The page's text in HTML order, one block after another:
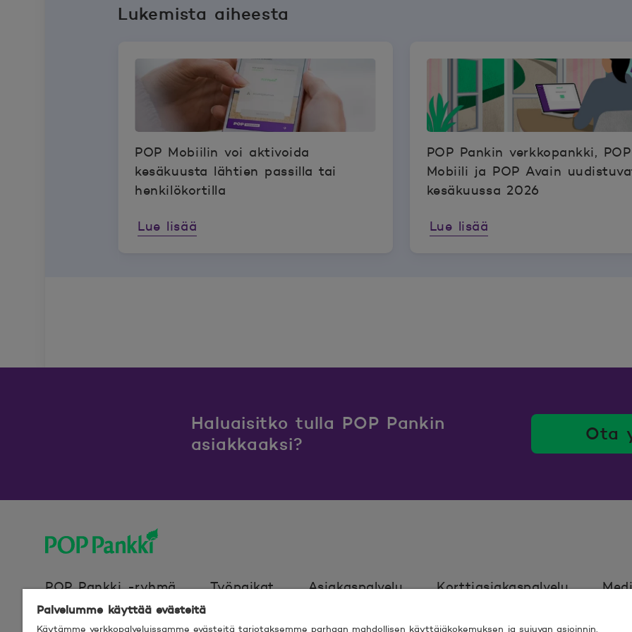
Lukemista aiheesta
POP Mobiilin voi aktivoida
kesäkuusta lähtien passilla tai
henkilökortilla
Lue lisää
POP Pankin verkkopankki, POP
Mobiili ja POP Avain
kesäkuussa 2026
Lue lisää
Haluaisitko tulla POP Pankin
asiakkaaksi?
Ota
POP Pankki -ryhmä
Työpaikat Asiakaspalvelu Korttiasiakaspalvelu
Palvelumme käyttää evästeitä
Käytämme verkkopalveluissamme evästeitä tarjotaksemme parhaan mahdollisen käyttäjäkokemuksen ja sujuvan asioinnin.